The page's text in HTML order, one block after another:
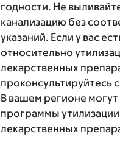
годности. Не
канализацию без
указаний. Если у вас
относительно
лекарственных
проконсультируйтесь
В вашем регионе могут
программы утилизации
лекарственных